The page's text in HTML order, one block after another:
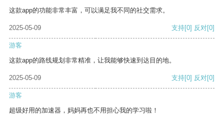
这款app的功能非常丰富，可以满足我不同的社交需求。
2025-05-09 支持[0] 反对[0]
游客
这款app的路线规划非常精准，让我能够快速到达目的地。
2025-05-09 支持[0] 反对[0]
游客
超级好用的加速器，妈妈再也不用担心我的学习啦！